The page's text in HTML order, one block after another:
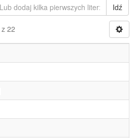
Idź
22